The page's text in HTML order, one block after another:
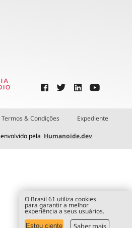
Termos & Condições Expediente
pela Humanoide.dev
O Brasil 61 utiliza cookies
para garantir a melhor
experiência a seus usuários.
Estou ciente